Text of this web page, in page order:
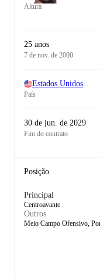
Altura
25 anos
7 de nov. de 2000
Estados Unidos
País
30 de jun. de 2029
Fim do contrato
Posição
Principal
Centroavante
Outros
Meio Campo Ofensivo,